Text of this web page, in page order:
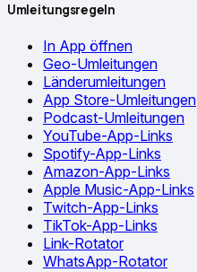
Umleitungsregeln
In App öffnen
Geo-Umleitungen
Länderumleitungen
App Store-Umleitungen
Podcast-Umleitungen
YouTube-App-Links
Spotify-App-Links
Amazon-App-Links
Apple Music-App-Links
Twitch-App-Links
TikTok-App-Links
Link-Rotator
WhatsApp-Rotator